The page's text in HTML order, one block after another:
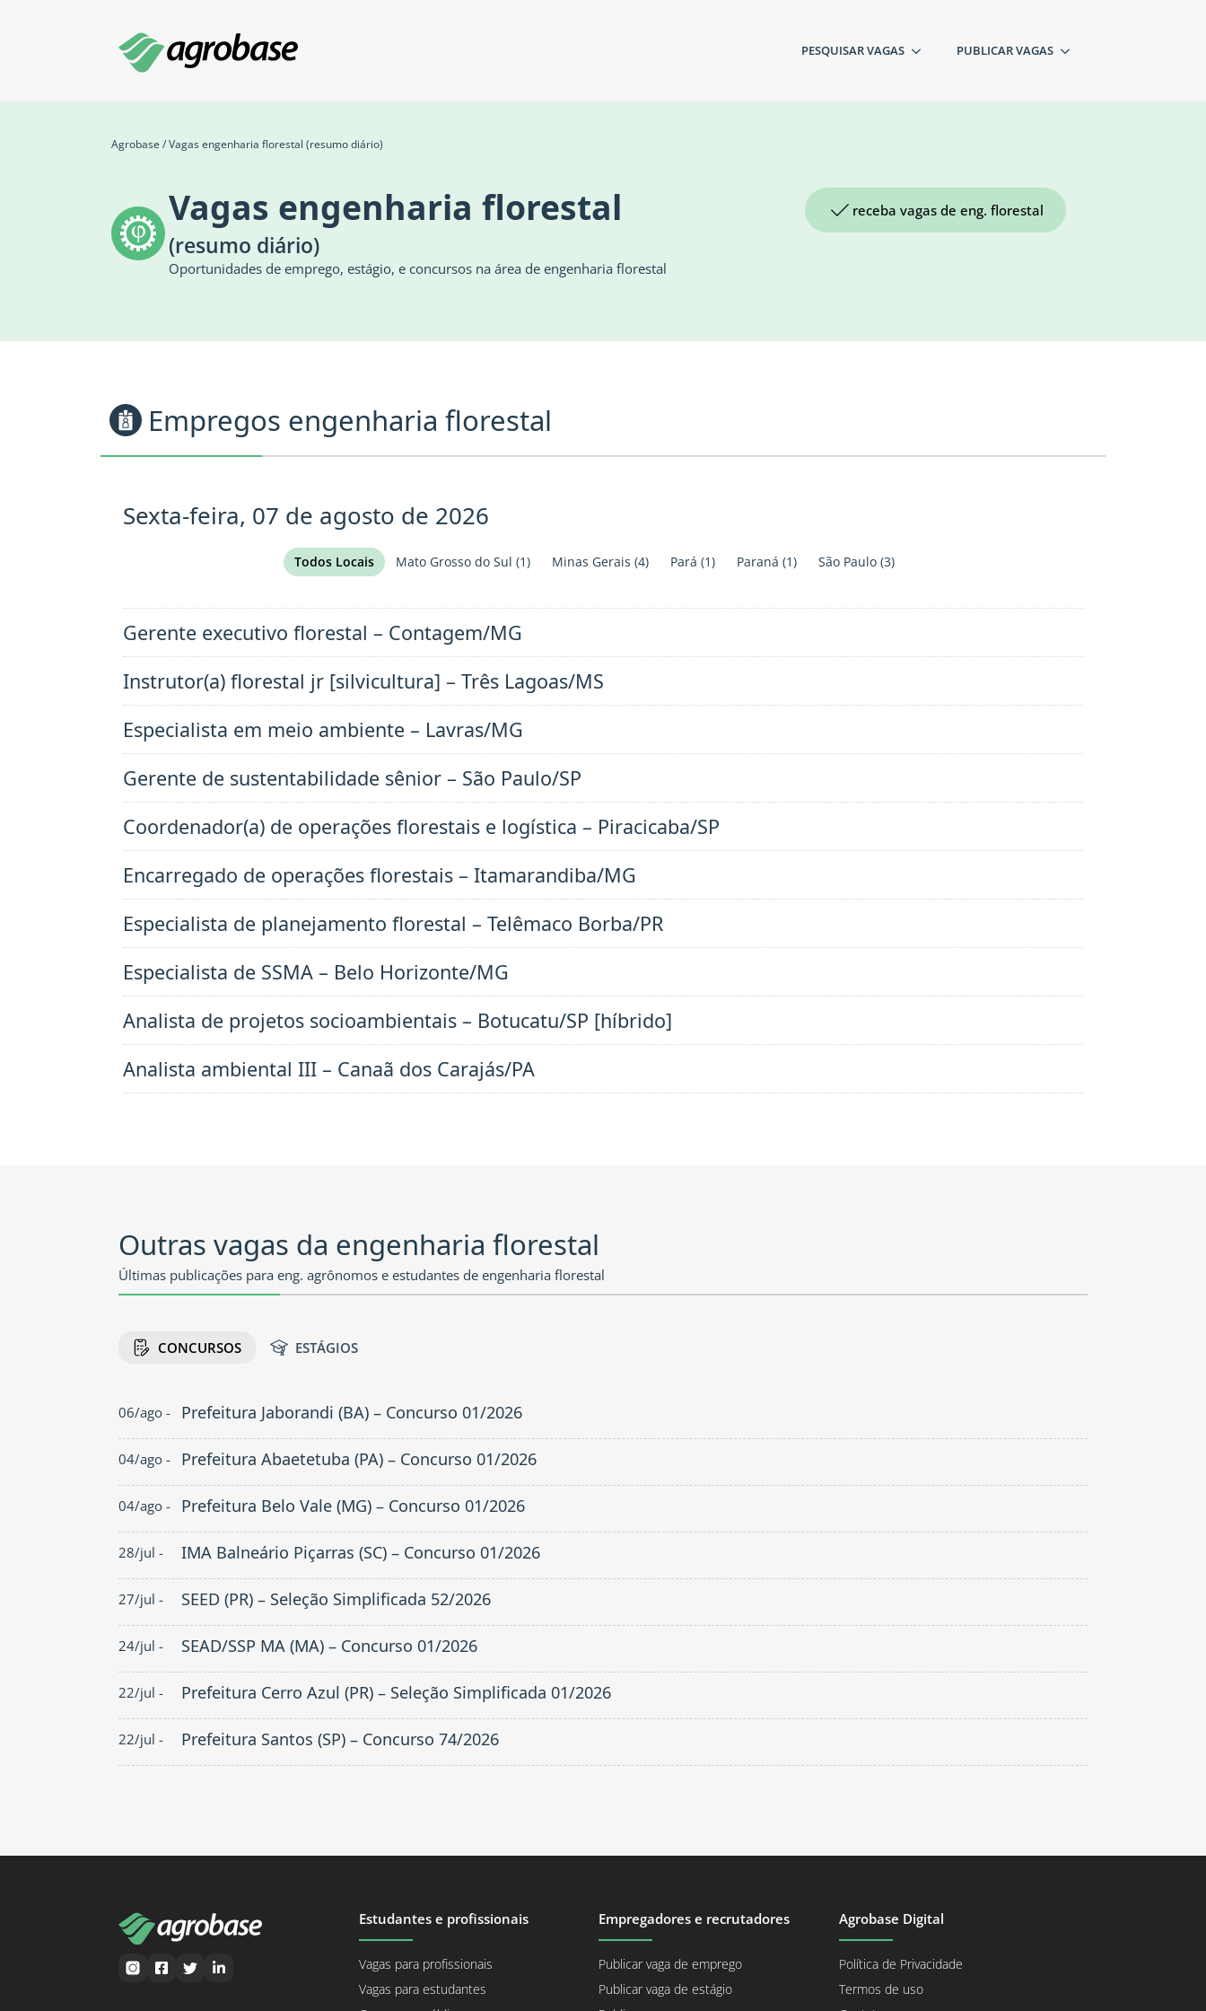
PESQUISAR VAGAS PUBLICAR VAGAS
Agrobase /Vagas engenharia florestal (resumo diário)
Vagas engenharia florestal
(resumo diário)
Oportunidades de emprego, estágio, e concursos na área de engenharia florestal
receba vagas de eng. florestal
Empregos engenharia florestal
Sexta-feira, 07 de agosto de 2026
Todos Locais Mato Grosso do Sul (1) Minas Gerais (4) Pará (1) Paraná (1) São Paulo(3)
Gerente executivo florestal – Contagem/MG
Instrutor(a) florestal jr [silvicultura] – Três Lagoas/MS
Especialista em meio ambiente – Lavras/MG
Gerente de sustentabilidade sênior – São Paulo/SP
Coordenador(a) de operações florestais e logística – Piracicaba/SP
Encarregado de operações florestais – Itamarandiba/MG
Especialista de planejamento florestal – Telêmaco Borba/PR
Especialista de SSMA – Belo Horizonte/MG
Analista de projetos socioambientais – Botucatu/SP [híbrido]
Analista ambiental III – Canaã dos Carajás/PA
Outras vagas da engenharia florestal
Últimas publicações para eng. agrônomos e estudantes de engenharia florestal
CONCURSOS ESTÁGIOS
06/ago - Prefeitura Jaborandi (BA) – Concurso 01/2026
04/ago - Prefeitura Abaetetuba (PA) – Concurso 01/2026
04/ago - Prefeitura Belo Vale (MG) – Concurso 01/2026
28/jul - IMA Balneário Piçarras (SC) – Concurso 01/2026
27/jul - SEED (PR) – Seleção Simplificada 52/2026
24/jul - SEAD/SSP MA (MA) – Concurso 01/2026
22/jul - Prefeitura Cerro Azul (PR) – Seleção Simplificada 01/2026
22/jul - Prefeitura Santos (SP) – Concurso 74/2026
Estudantes e profissionais
Vagas para profissionais
Vagas para estudantes
Empregadores e recrutadores
Publicar vaga de emprego
Publicar vaga de estágio
Agrobase Digital
Política de Privacidade
Termos de uso